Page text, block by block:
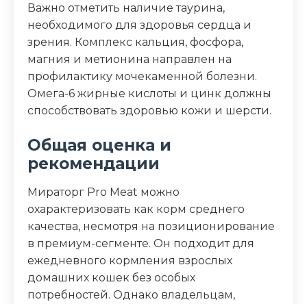
Важно отметить наличие таурина,
необходимого для здоровья сердца и
зрения. Комплекс кальция, фосфора,
магния и метионина направлен на
профилактику мочекаменной болезни.
Омега-6 жирные кислоты и цинк должны
способствовать здоровью кожи и шерсти.
Общая оценка и
рекомендации
Мираторг Pro Meat можно
охарактеризовать как корм среднего
качества, несмотря на позиционирование
в премиум-сегменте. Он подходит для
ежедневного кормления взрослых
домашних кошек без особых
потребностей. Однако владельцам,